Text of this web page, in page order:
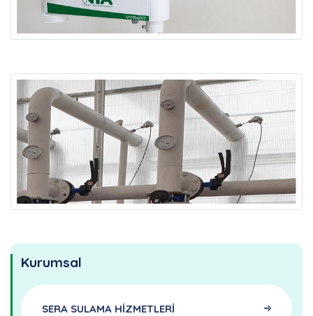
Kurumsal
SERA SULAMA HİZMETLERİ